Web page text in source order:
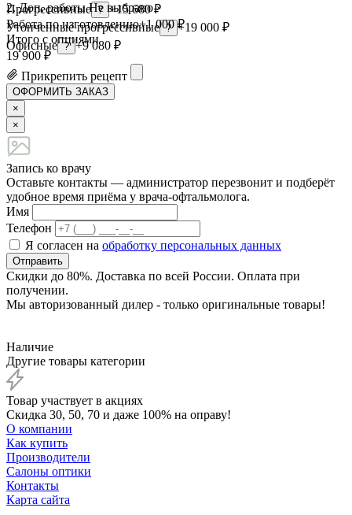
Прогрессивные ? +15 680 ₽
Утонченные прогрессивные ? +19 000 ₽
Офисные ? +9 080 ₽
2. Доп. работы Не выбрано ›
Работа по изготовлению+1 000 ₽
Итого с опциями
19 900 ₽
Прикрепить рецепт
ОФОРМИТЬ ЗАКАЗ
×
×
Запись ко врачу
Оставьте контакты — администратор перезвонит и подберёт
удобное время приёма у врача-офтальмолога.
Имя
Телефон
Я согласен на обработку персональных данных
Отправить
Скидки до 80%. Доставка по всей России. Оплата при
получении.
Мы авторизованный дилер - только оригинальные товары!
Наличие
Другие товары категории
Товар участвует в акциях
Скидка 30, 50, 70 и даже 100% на оправу!
О компании
Как купить
Производители
Салоны оптики
Контакты
Карта сайта